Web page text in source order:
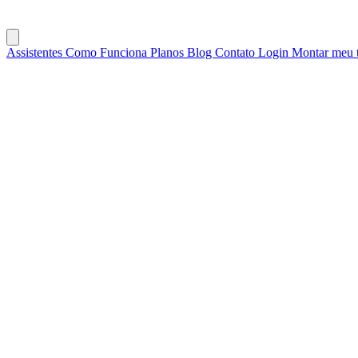
Assistentes Como Funciona Planos Blog Contato Login Montar meu